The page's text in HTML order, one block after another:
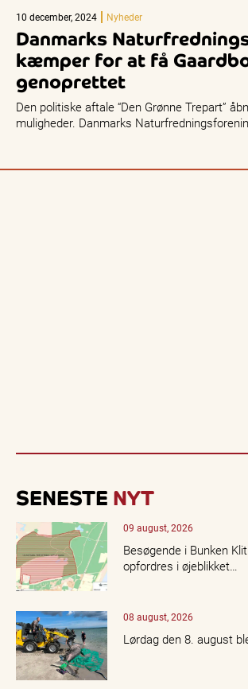
10 december, 2024 Nyheder
Danmarks
kæmper for at få
genoprettet
Den politiske aftale “Den Grønne Trepart”
muligheder. Danmarks
SENESTE NYT
09 august, 2026
Besøgende i Bunken
opfordres i øjeblikket…
08 august, 2026
Lørdag den 8. august